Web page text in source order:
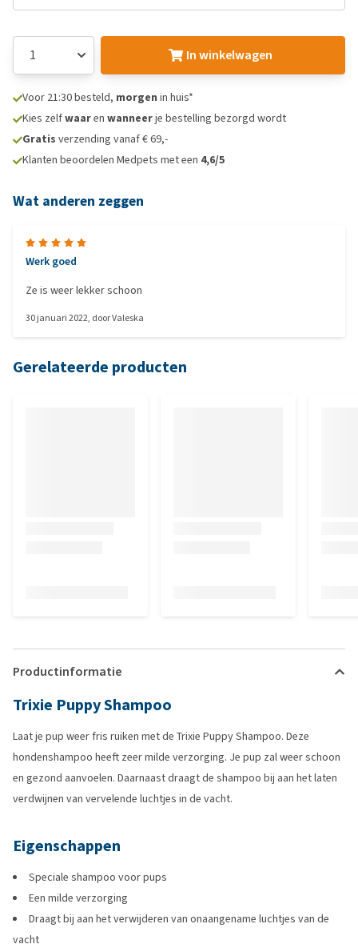
In winkelwagen
Voor 21:30 besteld, morgen in huis*
Kies zelfwaaren wanneerje bestelling bezorgd wordt
Gratis verzending vanaf € 69,-
Klanten beoordelen Medpets met een 4,6/5
Wat anderen zeggen
Werk goed
Ze is weer lekker schoon
30 januari 2022, doorValeska
Gerelateerde producten
Productinformatie
Trixie Puppy Shampoo
Laat je pup weer fris ruiken met de Trixie Puppy Shampoo. Deze
hondenshampoo heeft zeer milde verzorging. Je pup zal weer schoon
en gezond aanvoelen. Daarnaast draagt de shampoo bij aan het laten
verdwijnen van vervelende luchtjes in de vacht.
Eigenschappen
Speciale shampoo voor pups
Een milde verzorging
Draagt bij aan het verwijderen van onaangename luchtjes van de
vacht